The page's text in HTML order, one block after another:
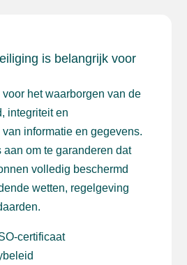
is belangrijk voor
het waarborgen van de
integriteit en
informatie en gegevens.
aan om te garanderen dat
volledig beschermd
wetten, regelgeving
certificaat